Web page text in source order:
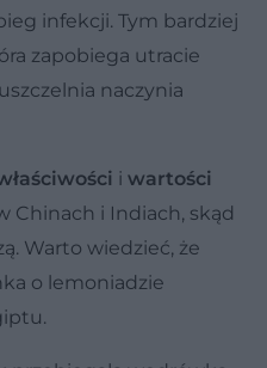
infekcji. Tym bardziej
zapobiega utracie
naczynia
i wartości
Chinach i Indiach, skąd
Warto wiedzieć, że
o lemoniadzie